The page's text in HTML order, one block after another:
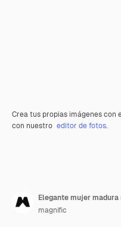
Crea tus propias imágenes con
con nuestro editor de fotos.
Elegante mujer
magnific